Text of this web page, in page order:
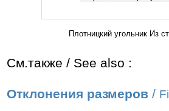
Плотницкий угольник Из
См.также / See also :
Отклонения размеров /